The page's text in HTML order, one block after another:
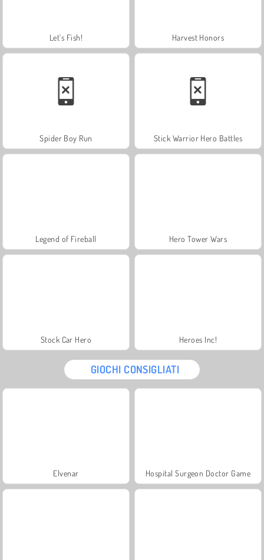
Let's Fish! Harvest Honors
Spider Boy Run Stick Warrior Hero Battles
Legend of Fireball Hero Tower Wars
Stock Car Hero Heroes Inc!
GIOCHI CONSIGLIATI
Elvenar Hospital Surgeon Doctor Game